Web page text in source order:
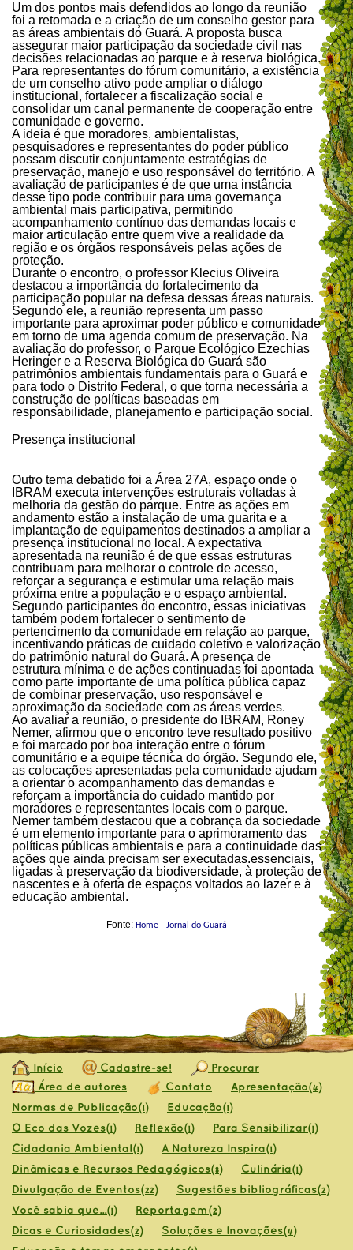
Um dos pontos mais defendidos ao longo da reunião
foi a retomada e a criação de um conselho gestor para
as áreas ambientais do Guará. A proposta busca
assegurar maior participação da sociedade civil nas
decisões relacionadas ao parque e à reserva biológica.
Para representantes do fórum comunitário, a existência
de um conselho ativo pode ampliar o diálogo
institucional, fortalecer a fiscalização social e
consolidar um canal permanente de cooperação entre
comunidade e governo.
A ideia é que moradores, ambientalistas,
pesquisadores e representantes do poder público
possam discutir conjuntamente estratégias de
preservação, manejo e uso responsável do território. A
avaliação de participantes é de que uma instância
desse tipo pode contribuir para uma governança
ambiental mais participativa, permitindo
acompanhamento contínuo das demandas locais e
maior articulação entre quem vive a realidade da
região e os órgãos responsáveis pelas ações de
proteção.
Durante o encontro, o professor Klecius Oliveira
destacou a importância do fortalecimento da
participação popular na defesa dessas áreas naturais.
Segundo ele, a reunião representa um passo
importante para aproximar poder público e comunidade
em torno de uma agenda comum de preservação. Na
avaliação do professor, o Parque Ecológico Ezechias
Heringer e a Reserva Biológica do Guará são
patrimônios ambientais fundamentais para o Guará e
para todo o Distrito Federal, o que torna necessária a
construção de políticas baseadas em
responsabilidade, planejamento e participação social.
Presença institucional
Outro tema debatido foi a Área 27A, espaço onde o
IBRAM executa intervenções estruturais voltadas à
melhoria da gestão do parque. Entre as ações em
andamento estão a instalação de uma guarita e a
implantação de equipamentos destinados a ampliar a
presença institucional no local. A expectativa
apresentada na reunião é de que essas estruturas
contribuam para melhorar o controle de acesso,
reforçar a segurança e estimular uma relação mais
próxima entre a população e o espaço ambiental.
Segundo participantes do encontro, essas iniciativas
também podem fortalecer o sentimento de
pertencimento da comunidade em relação ao parque,
incentivando práticas de cuidado coletivo e valorização
do patrimônio natural do Guará. A presença de
estrutura mínima e de ações continuadas foi apontada
como parte importante de uma política pública capaz
de combinar preservação, uso responsável e
aproximação da sociedade com as áreas verdes.
Ao avaliar a reunião, o presidente do IBRAM, Roney
Nemer, afirmou que o encontro teve resultado positivo
e foi marcado por boa interação entre o fórum
comunitário e a equipe técnica do órgão. Segundo ele,
as colocações apresentadas pela comunidade ajudam
a orientar o acompanhamento das demandas e
reforçam a importância do cuidado mantido por
moradores e representantes locais com o parque.
Nemer também destacou que a cobrança da sociedade
é um elemento importante para o aprimoramento das
políticas públicas ambientais e para a continuidade das
ações que ainda precisam ser executadas.essenciais,
ligadas à preservação da biodiversidade, à proteção de
nascentes e à oferta de espaços voltados ao lazer e à
educação ambiental.
Fonte: Home - Jornal do Guará
Início Cadastre-se!
Procurar
Área de autores
Contato Apresentação(4)
Normas de Publicação(1) Educação(1)
O Eco das Vozes(1) Reflexão(1) Para Sensibilizar(1)
Cidadania Ambiental(1) A Natureza Inspira(1)
Dinâmicas e Recursos Pedagógicos(8) Culinária(1)
Divulgação de Eventos(22) Sugestões bibliográficas(2)
Você sabia que...(1) Reportagem(2)
Dicas e Curiosidades(2) Soluções e Inovações(4)